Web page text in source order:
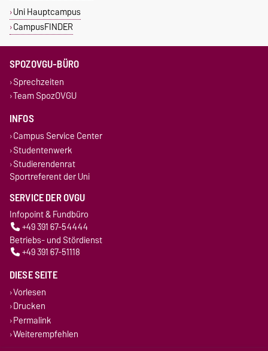
Uni Hauptcampus
CampusFINDER
SPOZOVGU-BÜRO
Sprechzeiten
Team SpozOVGU
INFOS
Campus Service Center
Studentenwerk
Studierendenrat
Sportreferent der Uni
SERVICE DER OVGU
Infopoint & Fundbüro
+49 391 67-54444
Betriebs- und Stördienst
+49 391 67-51118
DIESE SEITE
Vorlesen
Drucken
Permalink
Weiterempfehlen